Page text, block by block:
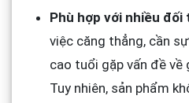
Phù hợp với nhiều đối
việc căng thẳng, cần
cao tuổi gặp vấn đề về
Tuy nhiên, sản phẩm